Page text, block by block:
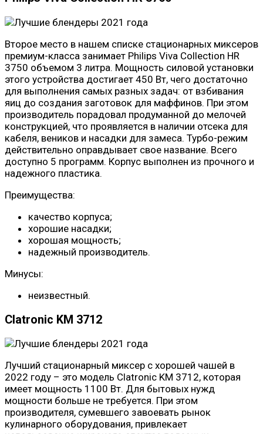
Второе место в нашем списке стационарных миксеров
премиум-класса занимает Philips Viva Collection HR
3750 объемом 3 литра. Мощность силовой установки
этого устройства достигает 450 Вт, чего достаточно
для выполнения самых разных задач: от взбивания
яиц до создания заготовок для маффинов. При этом
производитель порадовал продуманной до мелочей
конструкцией, что проявляется в наличии отсека для
кабеля, веников и насадки для замеса. Турбо-режим
действительно оправдывает свое название. Всего
доступно 5 программ. Корпус выполнен из прочного и
надежного пластика.
Преимущества:
качество корпуса;
хорошие насадки;
хорошая мощность;
надежный производитель.
Минусы:
неизвестный.
Clatronic KM 3712
Лучший стационарный миксер с хорошей чашей в
2022 году – это модель Clatronic KM 3712, которая
имеет мощность 1100 Вт. Для бытовых нужд
мощности больше не требуется. При этом
производителя, сумевшего завоевать рынок
кулинарного оборудования, привлекает